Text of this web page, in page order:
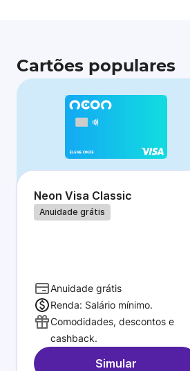
Cartões populares
Neon Visa Classic
Anuidade grátis
Anuidade grátis
Renda: Salário mínimo.
Comodidades, descontos e
cashback.
Simular